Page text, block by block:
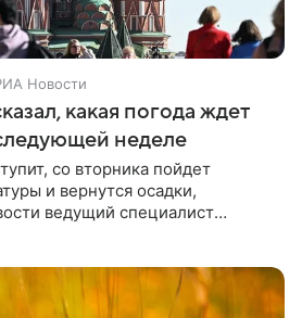
Новости
какая погода ждет
неделе
со вторника пойдет
и вернутся осадки,
ведущий специалист